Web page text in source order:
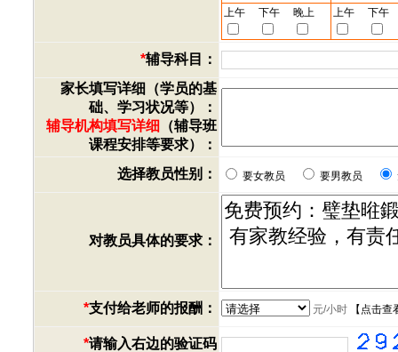
上午
下午 晚上 上午 下午
*辅导科目：
家长填写详细（学员的基
础、学习状况等）：
辅导机构填写详细 （辅导班
课程安排等要求）：
选择教员性别：
要女教员 要男教员
对教员具体的要求：
*支付给老师的报酬： 元/小时【 点击查
*请输入右边的验证码